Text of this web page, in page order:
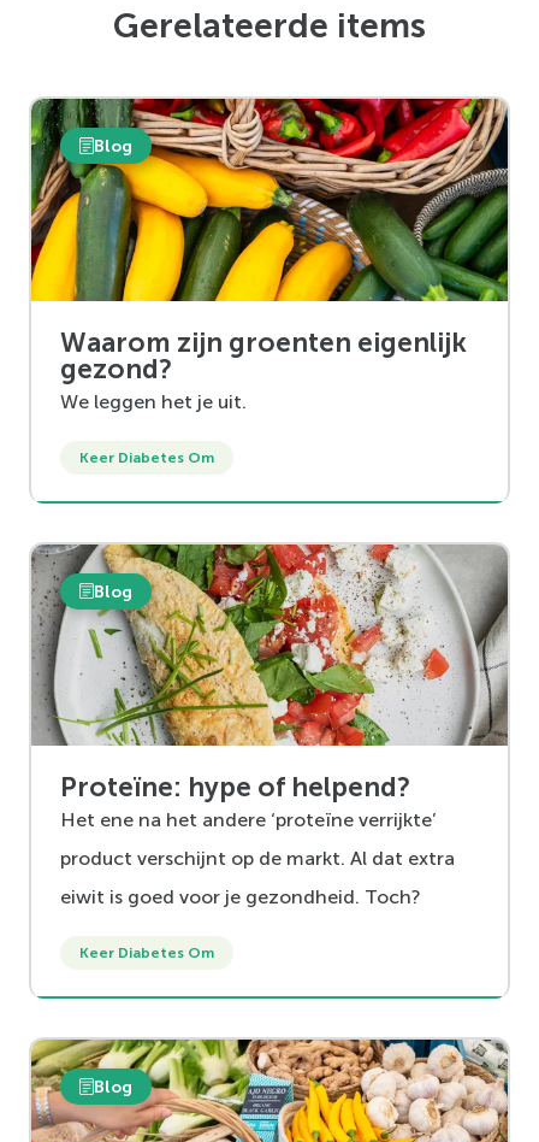
Gerelateerde items
Blog
Waarom zijn groenten eigenlijk
gezond?
We leggen het je uit.
Keer Diabetes Om
Blog
Proteïne: hype of helpend?
Het ene na het andere ‘proteïne verrijkte’
product verschijnt op de markt. Al dat extra
eiwit is goed voor je gezondheid. Toch?
Keer Diabetes Om
Blog